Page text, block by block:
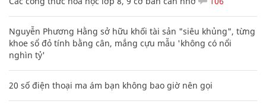
Nguyễn Phương Hằng sở hữu khối tài sản "siêu khủng", từng
khoe sổ đỏ tính bằng cân, mắng cựu mẫu 'không có nổi
nghìn tỷ'
20 số điện thoại ma ám bạn không bao giờ nên gọi